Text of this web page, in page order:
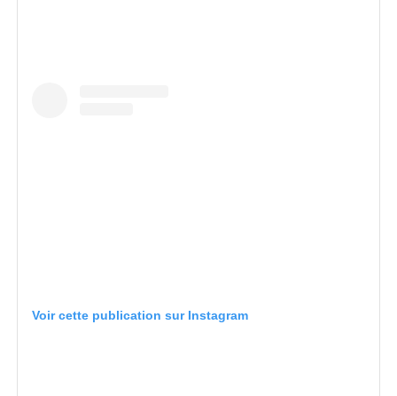
Voir cette publication sur Instagram